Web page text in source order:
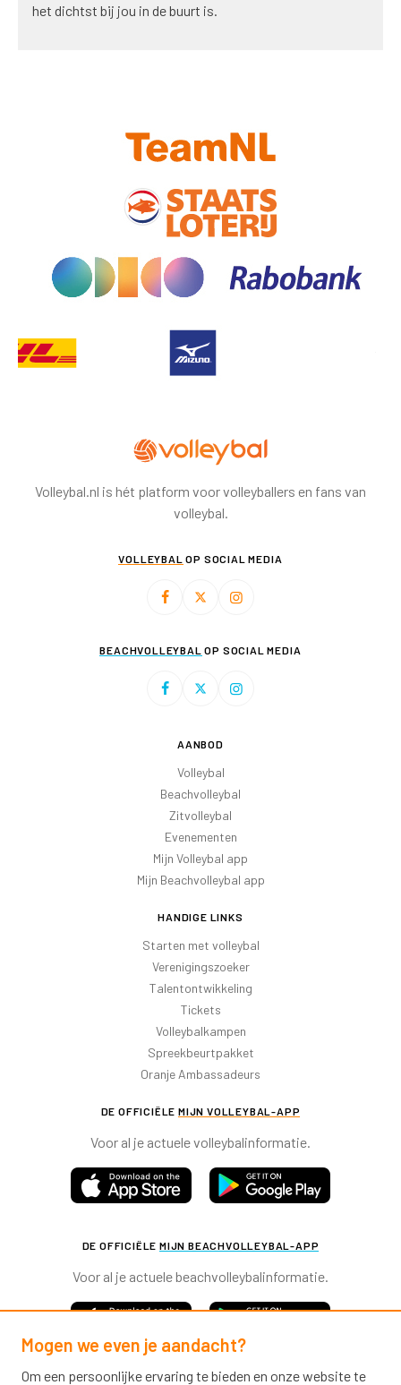
het dichtst bij jou in de buurt is.
Volleybal.nl is hét platform voor volleyballers en fans van
volleybal.
VOLLEYBAL OP SOCIAL MEDIA
BEACHVOLLEYBAL OP SOCIAL MEDIA
AANBOD
Volleybal
Beachvolleybal
Zitvolleybal
Evenementen
Mijn Volleybal app
Mijn Beachvolleybal app
HANDIGE LINKS
Starten met volleybal
Verenigingszoeker
Talentontwikkeling
Tickets
Volleybalkampen
Spreekbeurtpakket
Oranje Ambassadeurs
DE OFFICIËLE MIJN VOLLEYBAL-APP
Voor al je actuele volleybalinformatie.
DE OFFICIËLE MIJN BEACHVOLLEYBAL-APP
Voor al je actuele beachvolleybalinformatie.
Mogen we even je aandacht?
Om een persoonlijke ervaring te bieden en onze website te